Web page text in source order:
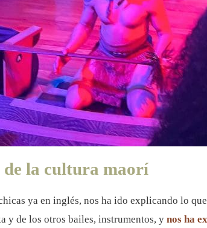
la cultura maorí
ya en inglés, nos ha ido explicando lo
y de los otros bailes, instrumentos, y nos ha